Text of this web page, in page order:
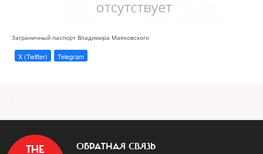
Заграничный паспорт Владимира Маяковского
X (Twitter) Telegram
ОБРАТНАЯ СВЯЗЬ